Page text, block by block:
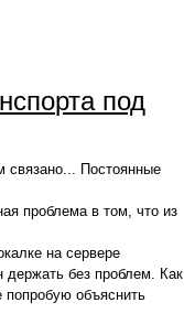
под
связано... Постоянные
проблема в том, что из
на сервере
держать без проблем. Как
попробую объяснить